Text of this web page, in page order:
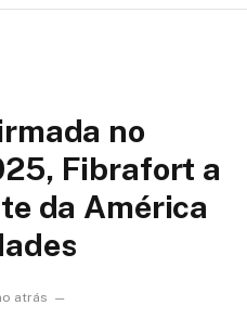
no
Fibrafort a
da América
atrás